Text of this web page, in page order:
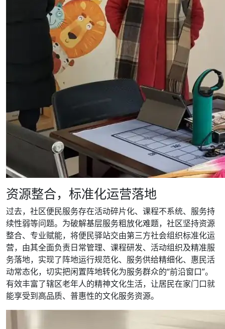
资源整合，标准化运营落地
过去，社区便民服务存在活动碎片化、课程不系统、服务持
续性弱等问题。为破解基层服务粗放化难题，社区坚持资源
整合、专业赋能，将便民驿站交由第三方社会组织标准化运
营，由其全面负责日常管理、课程研发、活动组织及精准服
务落地，实现了阵地运行规范化、服务供给精细化、惠民活
动常态化，切实把闲置阵地转化为服务群众的“前沿窗口”。
有效丰富了辖区老年人的精神文化生活，让居民在家门口就
能享受到高品质、普惠性的文化服务资源。